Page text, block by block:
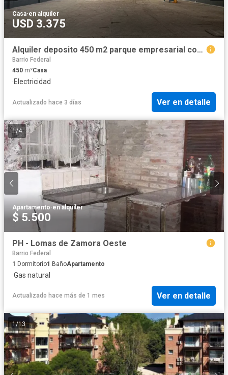
Casa·en alquiler
USD 3.375
Alquiler deposito 450 m2 parque empresarial con seguridad Monte Grande Esteban Echeverria
Barrio Federal
450 m²Casa
·Electricidad
Actualizado hace 3 días Ver en detalle
1/4
Apartamento·en alquiler
$ 5.500
PH - Lomas de Zamora Oeste
Barrio Federal
1 Dormitorio1 BañoApartamento
·Gas natural
Actualizado hace más de 1 mes Ver en detalle
1/13